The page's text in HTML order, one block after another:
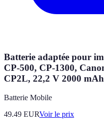
Batterie adaptée pour
CP-500, CP-1300,
CP2L, 22,2 V 2000 mAh
Batterie Mobile
49.49 EURVoir le prix